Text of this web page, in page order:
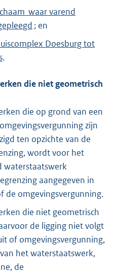
waar varend
; en
Doesburg tot
.
die niet geometrisch
die op grond van een
zijn
ten opzichte van de
wordt voor het
waterstaatswerk
aangegeven in
de omgevingsvergunning.
die niet geometrisch
de ligging niet volgt
of omgevingsvergunning,
het waterstaatswerk,
de